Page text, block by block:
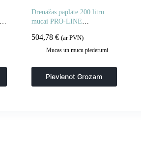
Drenāžas paplāte 200 litru
mucai PRO-LINE
504,78 € (ar PVN)
Mucas un mucu piederumi
Pievienot Grozam